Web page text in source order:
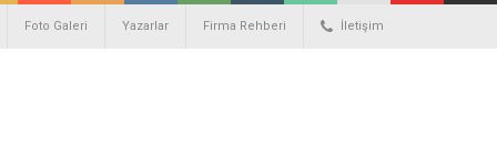
Foto Galeri Yazarlar Firma Rehberi İletişim